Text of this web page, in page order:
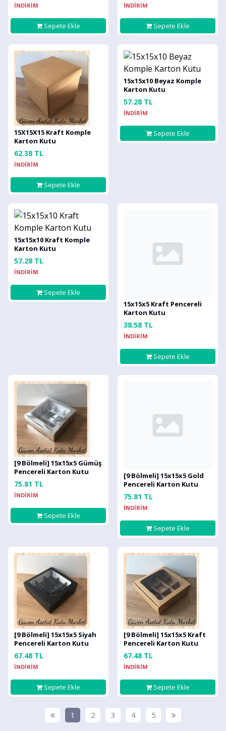
İNDİRİM
Sepete Ekle
İNDİRİM
Sepete Ekle
15X15X15 Kraft Komple
Karton Kutu
62.38 TL
İNDİRİM
Sepete Ekle
15x15x10 Beyaz Komple
Karton Kutu
57.28 TL
İNDİRİM
Sepete Ekle
15x15x10 Kraft Komple
Karton Kutu
57.28 TL
İNDİRİM
Sepete Ekle
15x15x5 Kraft Pencereli
Karton Kutu
38.58 TL
İNDİRİM
Sepete Ekle
[9 Bölmeli] 15x15x5 Gümüş
Pencereli Karton Kutu
75.81 TL
İNDİRİM
Sepete Ekle
[9 Bölmeli] 15x15x5 Gold
Pencereli Karton Kutu
75.81 TL
İNDİRİM
Sepete Ekle
[9 Bölmeli] 15x15x5 Siyah
Pencereli Karton Kutu
67.48 TL
İNDİRİM
Sepete Ekle
[9 Bölmeli] 15x15x5 Kraft
Pencereli Karton Kutu
67.48 TL
İNDİRİM
Sepete Ekle
1 2 3 4 5